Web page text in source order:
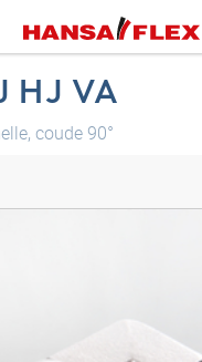
HJ VA
coude 90°